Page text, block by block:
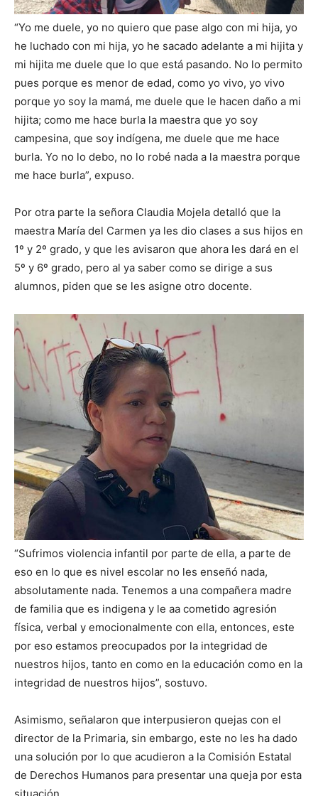
“Yo me duele, yo no quiero que pase algo con mi hija, yo
he luchado con mi hija, yo he sacado adelante a mi hijita y
mi hijita me duele que lo que está pasando. No lo permito
pues porque es menor de edad, como yo vivo, yo vivo
porque yo soy la mamá, me duele que le hacen daño a mi
hijita; como me hace burla la maestra que yo soy
campesina, que soy indígena, me duele que me hace
burla. Yo no lo debo, no lo robé nada a la maestra porque
me hace burla”, expuso.
Por otra parte la señora Claudia Mojela detalló que la
maestra María del Carmen ya les dio clases a sus hijos en
1º y 2º grado, y que les avisaron que ahora les dará en el
5º y 6º grado, pero al ya saber como se dirige a sus
alumnos, piden que se les asigne otro docente.
“Sufrimos violencia infantil por parte de ella, a parte de
eso en lo que es nivel escolar no les enseñó nada,
absolutamente nada. Tenemos a una compañera madre
de familia que es indigena y le aa cometido agresión
física, verbal y emocionalmente con ella, entonces, este
por eso estamos preocupados por la integridad de
nuestros hijos, tanto en como en la educación como en la
integridad de nuestros hijos”, sostuvo.
Asimismo, señalaron que interpusieron quejas con el
director de la Primaria, sin embargo, este no les ha dado
una solución por lo que acudieron a la Comisión Estatal
de Derechos Humanos para presentar una queja por esta
situación.